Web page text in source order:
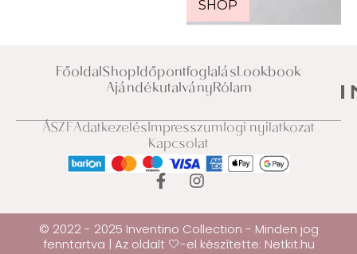
SHOP
FőoldalShopIdőpontfoglalásLookbook
AjándékutalványRólam
ÁSZFAdatkezelésImpresszumJogi nyilatkozat
Kapcsolat
© 2022 - 2025 Inventino Collection - Minden jog
fenntartva | Az oldalt 🤍-el készítette: Netkit.hu